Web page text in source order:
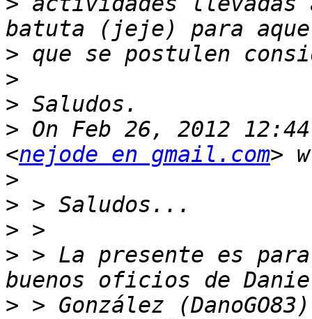
>
>
>
> On Feb 26, 2012
<nejode en gmail.com
>
>
>
> > La presente es
> > González